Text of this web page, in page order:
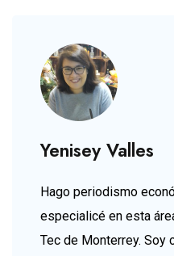
Yenisey Valles
Hago periodismo
especialicé en esta
Tec de Monterrey. Soy